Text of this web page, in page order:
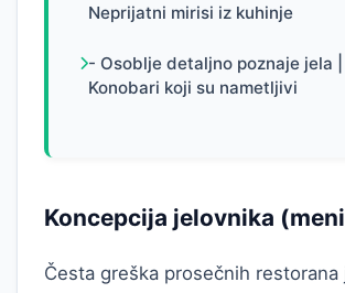
Neprijatni mirisi iz kuhinje
- Osoblje detaljno poznaje jela
Konobari koji su nametljivi
Koncepcija jelovnika
Česta greška prosečnih restorana